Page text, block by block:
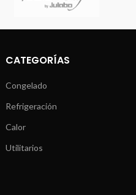
CATEGORÍAS
Congelado
Refrigeración
Calor
Utilitarios